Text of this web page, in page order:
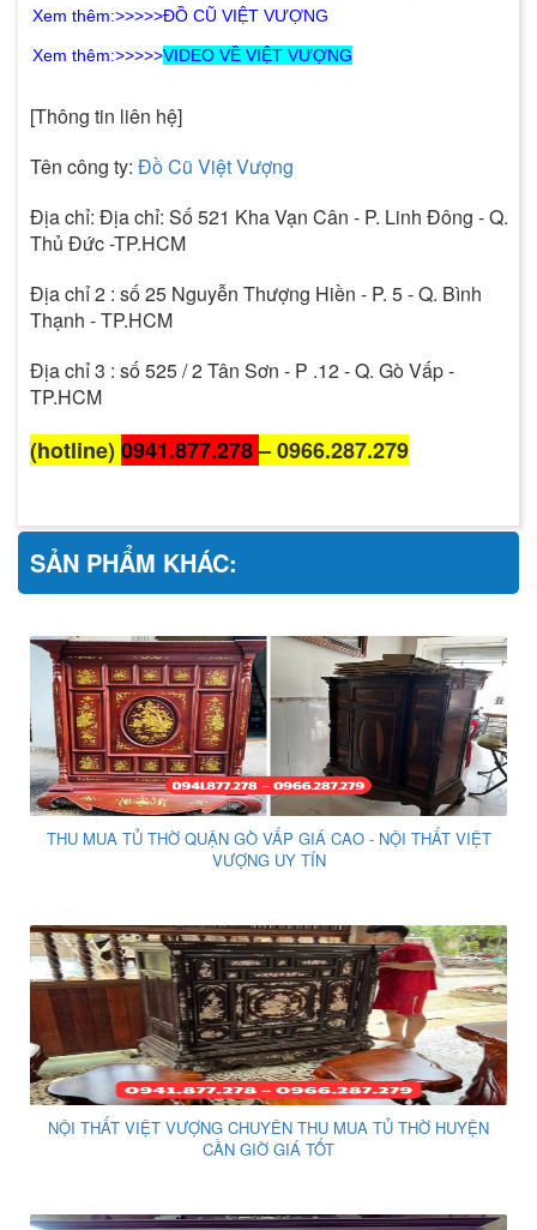
Xem thêm:>>>>>ĐỒ CŨ VIỆT VƯỢNG
Xem thêm:>>>>>VIDEO VỀ VIỆT VƯỢNG
[Thông tin liên hệ]
Tên công ty: Đồ Cũ Việt Vượng
Địa chỉ: Địa chỉ: Số 521 Kha Vạn Cân - P. Linh Đông - Q.
Thủ Đức -TP.HCM
Địa chỉ 2 : số 25 Nguyễn Thượng Hiền - P. 5 - Q. Bình
Thạnh - TP.HCM
Địa chỉ 3 : số 525 / 2 Tân Sơn - P .12 - Q. Gò Vấp -
TP.HCM
(hotline) 0941.877.278– 0966.287.279
SẢN PHẨM KHÁC:
THU MUA TỦ THỜ QUẬN GÒ VẤP GIÁ CAO - NỘI THẤT VIỆT
VƯỢNG UY TÍN
NỘI THẤT VIỆT VƯỢNG CHUYÊN THU MUA TỦ THỜ HUYỆN
CẦN GIỜ GIÁ TỐT